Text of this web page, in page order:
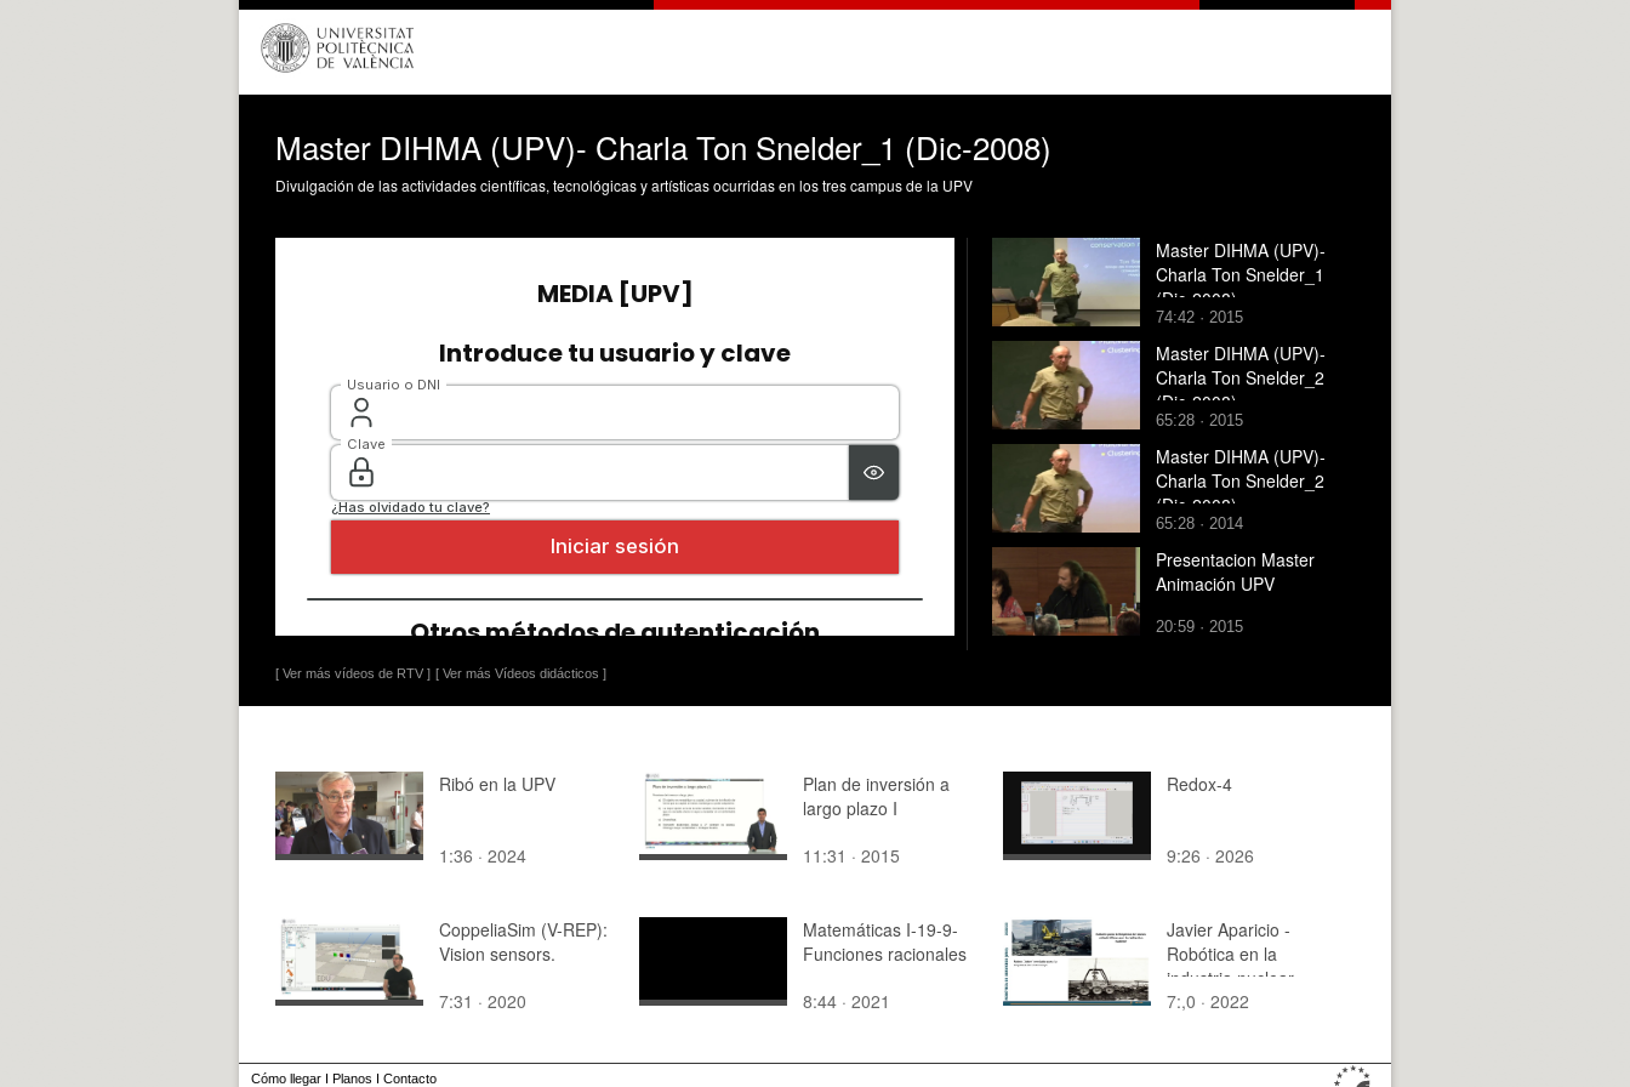
Master DIHMA (UPV)- Charla Ton Snelder_1 (Dic-2008)
Divulgación de las actividades científicas, tecnológicas y artísticas ocurridas en los tres campus de la UPV
[ Ver más vídeos de RTV ] [ Ver más Vídeos didácticos ]
Master DIHMA (UPV)-
Charla Ton Snelder_1
(Dic-2008)
74:42 · 2015
Master DIHMA (UPV)-
Charla Ton Snelder_2
(Dic-2008)
65:28 · 2015
Master DIHMA (UPV)-
Charla Ton Snelder_2
(Dic-2008)
65:28 · 2014
Presentacion Master
Animación UPV
20:59 · 2015
Ribó en la UPV
1:36 · 2024
Plan de inversión a
largo plazo I
11:31 · 2015
Redox-4
9:26 · 2026
CoppeliaSim (V-REP):
Vision sensors.
7:31 · 2020
Matemáticas I-19-9-
Funciones racionales
8:44 · 2021
Javier Aparicio -
Robótica en la
industria nuclear
7:,0 · 2022
Cómo llegar I Planos I Contacto